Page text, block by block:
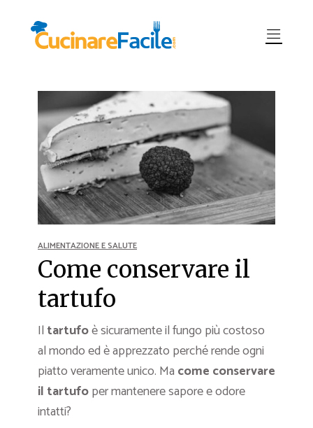
ALIMENTAZIONE E SALUTE
Come conservare il
tartufo
Il tartufoè sicuramente il fungo più costoso
al mondo ed è apprezzato perché rende ogni
piatto veramente unico. Ma come conservare
il tartufoper mantenere sapore e odore
intatti?